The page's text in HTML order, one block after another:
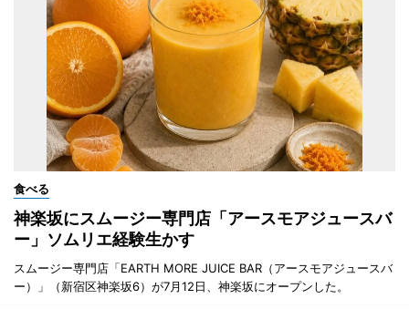
食べる
神楽坂にスムージー専門店「アースモアジュースバ
ー」ソムリエ経験生かす
スムージー専門店「EARTH MORE JUICE BAR（アースモアジュースバ
ー）」（新宿区神楽坂6）が7月12日、神楽坂にオープンした。